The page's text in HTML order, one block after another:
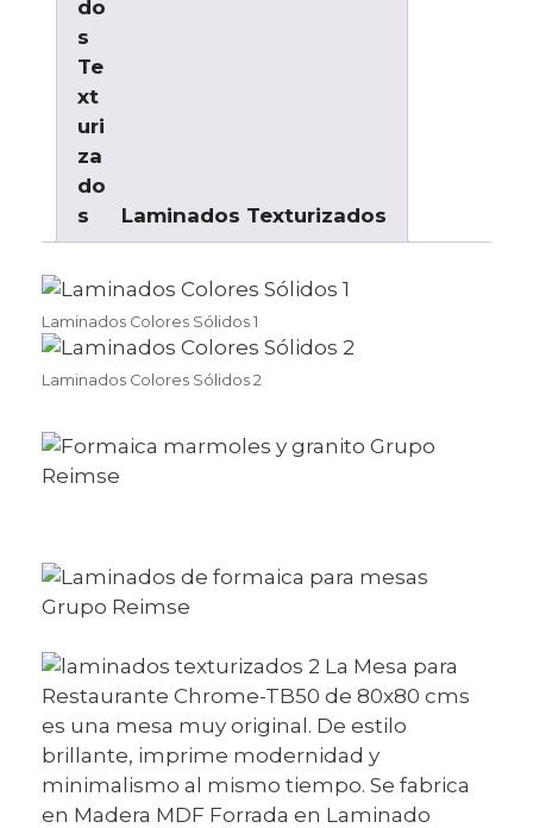
Laminados Texturizados
Laminados Colores Sólidos 1
Laminados Colores Sólidos 2